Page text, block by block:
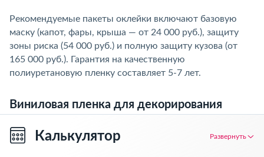
Рекомендуемые пакеты оклейки включают базовую
маску (капот, фары, крыша — от 24 000 руб.), защиту
зоны риска (54 000 руб.) и полную защиту кузова (от
165 000 руб.). Гарантия на качественную
полиуретановую пленку составляет 5-7 лет.
Виниловая пленка для декорирования
Калькулятор Развернуть